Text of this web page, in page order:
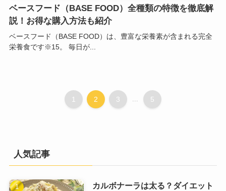
ベースフード（BASE FOOD）全種類の特徴を徹底解
説！お得な購入方法も紹介
ベースフード（BASE FOOD）は、豊富な栄養素が含まれる完全
栄養食です※15。 毎日が...
1 2 3 ... 5
人気記事
カルボナーラは太る？ダイエット